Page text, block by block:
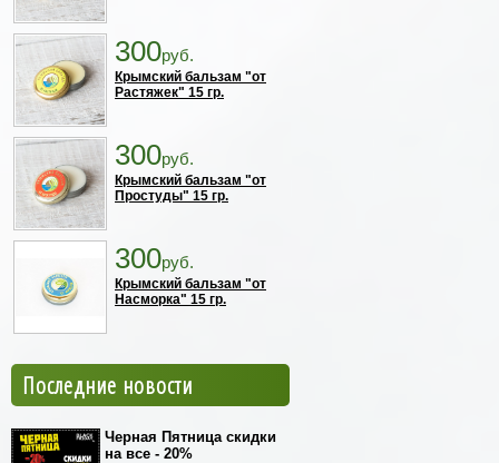
300руб.
Крымский бальзам "от
Растяжек" 15 гр.
300руб.
Крымский бальзам "от
Простуды" 15 гр.
300руб.
Крымский бальзам "от
Насморка" 15 гр.
Последние новости
Черная Пятница скидки
на все - 20%